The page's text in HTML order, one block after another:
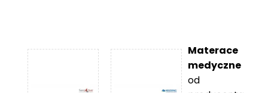
Materace
medyczne
od